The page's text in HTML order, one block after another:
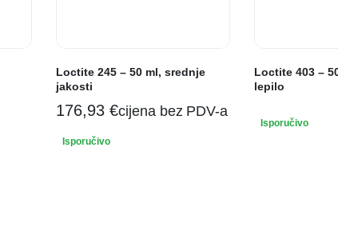
Loctite 245 – 50 ml, srednje
jakosti
176,93 €cijena bez PDV-a
Isporučivo
Loctite 403 –
lepilo
Isporučivo